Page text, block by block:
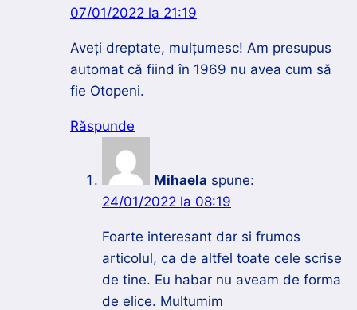
07/01/2022 la 21:19
Aveți dreptate, mulțumesc! Am presupus
automat că fiind în 1969 nu avea cum să
fie Otopeni.
Răspunde
Mihaela spune:
24/01/2022 la 08:19
Foarte interesant dar si frumos
articolul, ca de altfel toate cele scrise
de tine. Eu habar nu aveam de forma
de elice. Multumim